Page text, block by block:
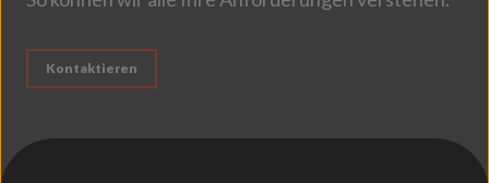
Kontaktieren